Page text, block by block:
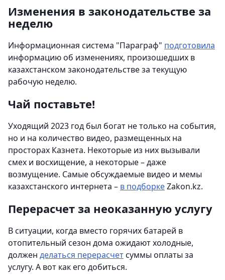
Изменения в законодательстве за
неделю
Информационная система "Параграф" подготовила
информацию об изменениях, произошедших в
казахстанском законодательстве за текущую
рабочую неделю.
Чай поставьте!
Уходящий 2023 год был богат не только на события,
но и на количество видео, размещенных на
просторах Казнета. Некоторые из них вызывали
смех и восхищение, а некоторые – даже
возмущение. Самые обсуждаемые видео и мемы
казахстанского интернета – в подборкеZakon.kz.
Перерасчет за неоказанную услугу
В ситуации, когда вместо горячих батарей в
отопительный сезон дома ожидают холодные,
должен делаться перерасчетсуммы оплаты за
услугу. А вот как его добиться.